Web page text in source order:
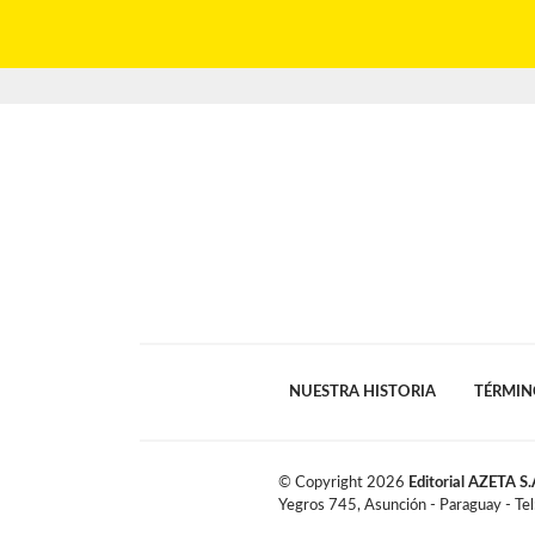
NUESTRA HISTORIA
© Copyright 2026 Editorial AZETA
Yegros 745, Asunción - Paraguay -